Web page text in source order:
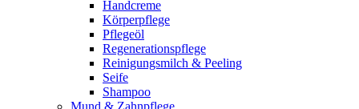
Handcreme
Körperpflege
Pflegeöl
Regenerationspflege
Reinigungsmilch & Peeling
Seife
Shampoo
Mund & Zahnpflege